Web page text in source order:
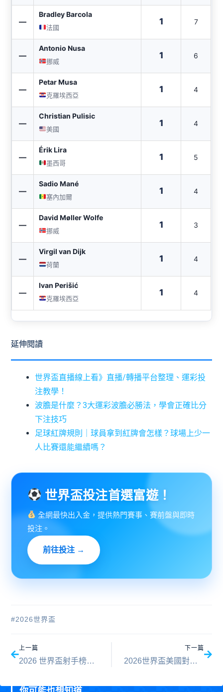
—
Bradley Barcola
法國
1 7
—
Antonio Nusa
挪威
1 6
—
Petar Musa
克羅埃西亞
1 4
—
Christian Pulisic
美國
1 4
—
Érik Lira
墨西哥
1 5
—
Sadio Mané
塞內加爾
1 4
—
David Møller Wolfe
挪威
1 3
—
Virgil van Dijk
荷蘭
1 4
—
Ivan Perišić
克羅埃西亞
1 4
延伸閱讀
世界盃直播線上看》直播/轉播平台整理、運彩投
注教學！
波膽是什麼？3大運彩波膽必勝法，學會正確比分
下注技巧
足球紅牌規則｜球員拿到紅牌會怎樣？球場上少一
人比賽還能繼續嗎？
世界盃投注首選富遊！
全網最快出入金，提供熱門賽事、賽前盤與即時
投注。
前往投注 →
#2026世界盃
上一篇
2026 世界盃射手榜：金靴獎最新進球排名即時更新
下一篇
2026世界盃美國對澳大利亞比分預測：D組賽前完整評估與勝負分析